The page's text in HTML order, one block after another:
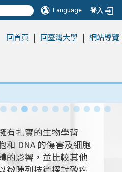
Language 登入
回首頁 | 回臺灣大學 | 網站導覽
物能源及植物防禦
生長的細菌，若能成